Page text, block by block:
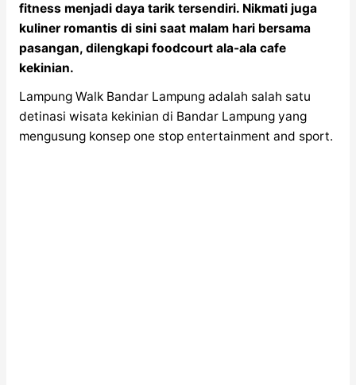
fitness menjadi daya tarik tersendiri. Nikmati juga
kuliner romantis di sini saat malam hari bersama
pasangan, dilengkapi foodcourt ala-ala cafe
kekinian.
Lampung Walk Bandar Lampung adalah salah satu
detinasi wisata kekinian di Bandar Lampung yang
mengusung konsep one stop entertainment and sport.